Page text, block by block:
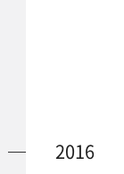
2016